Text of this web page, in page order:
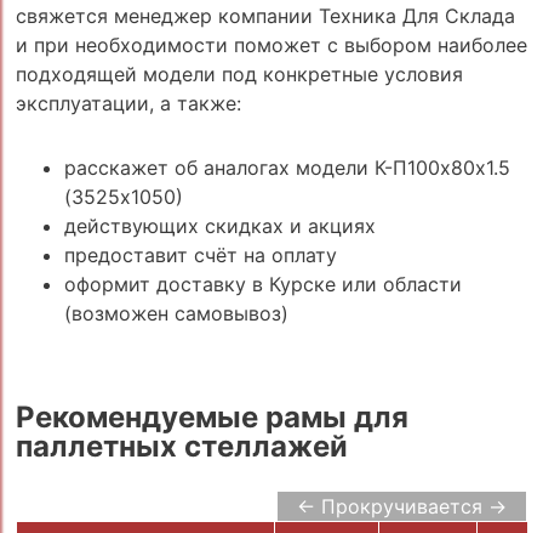
свяжется менеджер компании Техника Для Склада
и при необходимости поможет с выбором наиболее
подходящей модели под конкретные условия
эксплуатации, а также:
расскажет об аналогах модели К-П100х80х1.5
(3525х1050)
действующих скидках и акциях
предоставит счёт на оплату
оформит доставку в Курске или области
(возможен самовывоз)
Рекомендуемые рамы для
паллетных стеллажей
← Прокручивается →